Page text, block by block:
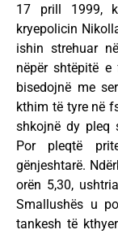
17 prill 1999,
kryepolicin
ishin strehuar
nëpër shtëpitë
bisedojnë me
kthim të tyre në
shkojnë dy pleq
Por pleqtë
gënjeshtarë.
orën 5,30,
Smallushës u
tankesh të